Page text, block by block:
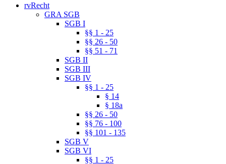
rvRecht
GRA SGB
SGB I
§§ 1 - 25
§§ 26 - 50
§§ 51 - 71
SGB II
SGB III
SGB IV
§§ 1 - 25
§ 14
§ 18a
§§ 26 - 50
§§ 76 - 100
§§ 101 - 135
SGB V
SGB VI
§§ 1 - 25